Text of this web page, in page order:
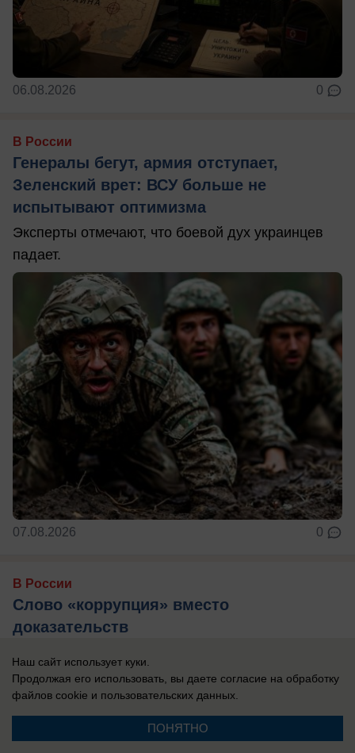
06.08.2026 0
В России
Генералы бегут, армия отступает,
Зеленский врет: ВСУ больше не
испытывают оптимизма
Эксперты отмечают, что боевой дух украинцев
падает.
07.08.2026 0
В России
Слово «коррупция» вместо
доказательств
начале 2000-х годов построили инфраструктуру
ВДЦ «Смена», оцененную государством в ...
Наш сайт использует куки.
Продолжая его использовать, вы даете согласие на обработку
файлов cookie и пользовательских данных.
ПОНЯТНО